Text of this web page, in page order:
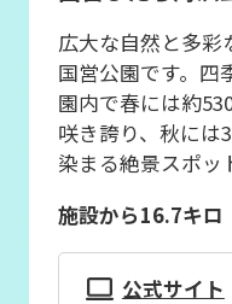
広大な自然と多彩
国営公園です。四
園内で春には約
咲き誇り、秋には
染まる絶景スポッ
施設から16.7キ
公式サイト